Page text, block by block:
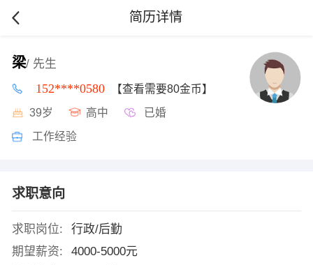
简历详情
梁/ 先生
152****0580 【查看需要80金币】
39岁 高中 已婚
工作经验
求职意向
求职岗位:
行政/后勤
期望薪资:
4000-5000元